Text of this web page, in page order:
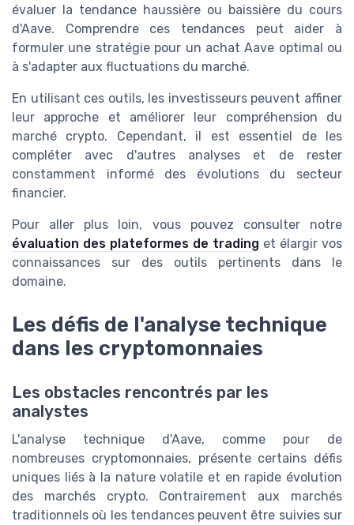
évaluer la tendance haussière ou baissière du cours
d'Aave. Comprendre ces tendances peut aider à
formuler une stratégie pour un achat Aave optimal ou
à s'adapter aux fluctuations du marché.
En utilisant ces outils, les investisseurs peuvent affiner
leur approche et améliorer leur compréhension du
marché crypto. Cependant, il est essentiel de les
compléter avec d'autres analyses et de rester
constamment informé des évolutions du secteur
financier.
Pour aller plus loin, vous pouvez consulter notre
évaluation des plateformes de trading et élargir vos
connaissances sur des outils pertinents dans le
domaine.
Les défis de l'analyse technique
dans les cryptomonnaies
Les obstacles rencontrés par les
analystes
L'analyse technique d'Aave, comme pour de
nombreuses cryptomonnaies, présente certains défis
uniques liés à la nature volatile et en rapide évolution
des marchés crypto. Contrairement aux marchés
traditionnels où les tendances peuvent être suivies sur